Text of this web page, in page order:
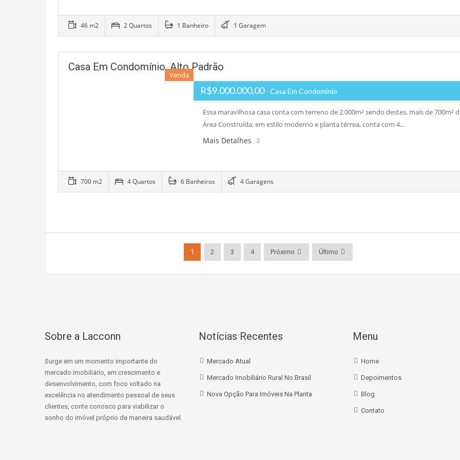
46 m2 2 Quartos 1 Banheiro 1 Garagem
Casa Em Condomínio, Alto Padrão
Venda
R$9.000.000,00- Casa Em Condomínio
Essa maravilhosa casa conta com terreno de 2.000m² sendo destes, mais de 700m²
Área Construída, em estilo moderno e planta térrea, conta com 4…
Mais Detalhes
700 m2 4 Quartos 6 Banheiros 4 Garagens
1 2 3 4 Próximo Último
Sobre a Lacconn
Surge em um momento importante do
mercado imobiliário, em crescimento e
desenvolvimento, com foco voltado na
excelência no atendimento pessoal de seus
clientes, conte conosco para viabilizar o
sonho do imóvel próprio de maneira saudável.
Notícias Recentes
Mercado Atual
Mercado Imobiliário Rural No Brasil
Nova Opção Para Imóveis Na Planta
Menu
Home
Depoimentos
Blog
Contato